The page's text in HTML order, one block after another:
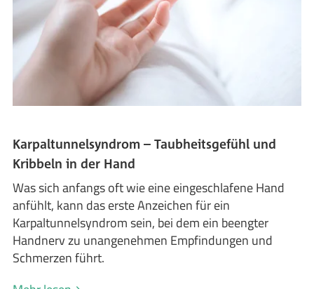
Karpaltunnelsyndrom – Taubheitsgefühl und
Kribbeln in der Hand
Was sich anfangs oft wie eine eingeschlafene Hand
anfühlt, kann das erste Anzeichen für ein
Karpaltunnelsyndrom sein, bei dem ein beengter
Handnerv zu unangenehmen Empfindungen und
Schmerzen führt.